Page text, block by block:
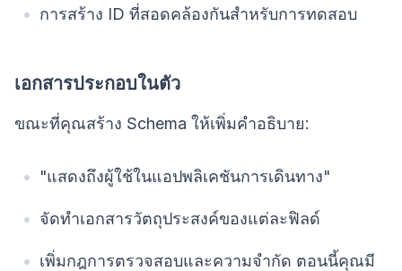
การสร้าง ID ที่สอดคล้องกันสำหรับการทดสอบ
เอกสารประกอบในตัว
ขณะที่คุณสร้าง Schema ให้เพิ่มคำอธิบาย:
"แสดงถึงผู้ใช้ในแอปพลิเคชันการเดินทาง"
จัดทำเอกสารวัตถุประสงค์ของแต่ละฟิลด์
เพิ่มกฎการตรวจสอบและความจำกัด ตอนนี้คุณมี